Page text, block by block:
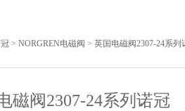
> NORGREN电磁阀 > 英国电磁阀2307-24系列
磁阀2307-24系列诺冠